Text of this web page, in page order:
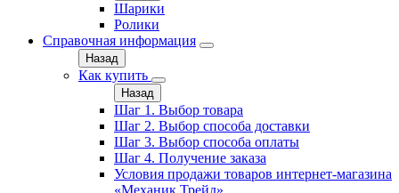
Шарики
Ролики
Справочная информация
Назад
Как купить
Назад
Шаг 1. Выбор товара
Шаг 2. Выбор способа доставки
Шаг 3. Выбор способа оплаты
Шаг 4. Получение заказа
Условия продажи товаров интернет-магазина
«Механик Трейд»